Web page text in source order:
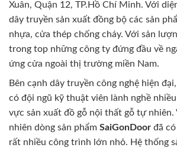
Xuân, Quận 12, TP.Hồ Chí Minh. Với
dây truyền sản xuất đồng bộ các sản
nhựa, cửa thép chống cháy. Với sản
trong top những công ty đứng đầu về
ứng cửa ngoài thị trường miền Nam.
Bên cạnh dây truyền công nghệ hiện đại,
có đội ngũ kỹ thuật viên lành nghề
vực sản xuất đồ gỗ nội thất gỗ tự nhiên.
nhiên dòng sản phẩm SaiGonDoor đã
rất nhiều công trình lớn nhỏ. Hệ thống